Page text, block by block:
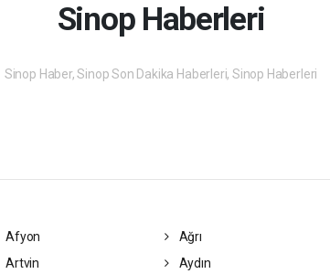
Sinop Haberleri
Sinop Haber, Sinop Son Dakika Haberleri, Sinop Haberleri
Afyon Ağrı
Artvin Aydın